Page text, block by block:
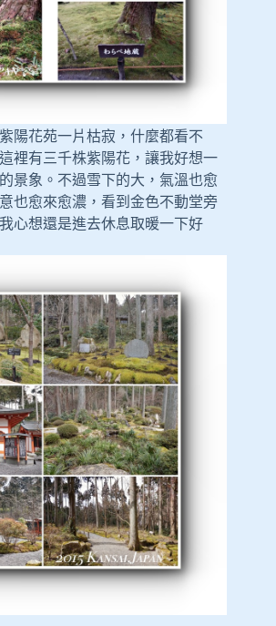
陽花苑一片枯寂，什麼都看不
裡有三千株紫陽花，讓我好想一
景象。不過雪下的大，氣溫也愈
也愈來愈濃，看到金色不動堂旁
心想還是進去休息取暖一下好